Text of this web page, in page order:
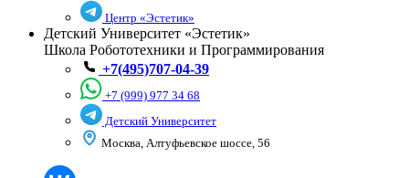
Центр «Эстетик»
Детский Университет «Эстетик»
Школа Робототехники и Программирования
+7(495)707-04-39
+7 (999) 977 34 68
Детский Университет
Москва, Алтуфьевское шоссе, 56